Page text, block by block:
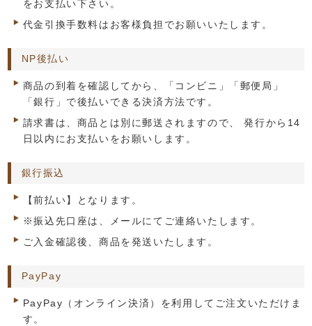
をお支払い下さい。
代金引換手数料はお客様負担でお願いいたします。
NP後払い
商品の到着を確認してから、「コンビニ」「郵便局」
「銀行」で後払いできる決済方法です。
請求書は、商品とは別に郵送されますので、 発行から14
日以内にお支払いをお願いします。
銀行振込
【前払い】となります。
※振込先口座は、メールにてご連絡いたします。
ご入金確認後、商品を発送いたします。
PayPay
PayPay（オンライン決済）を利用してご注文いただけま
す。